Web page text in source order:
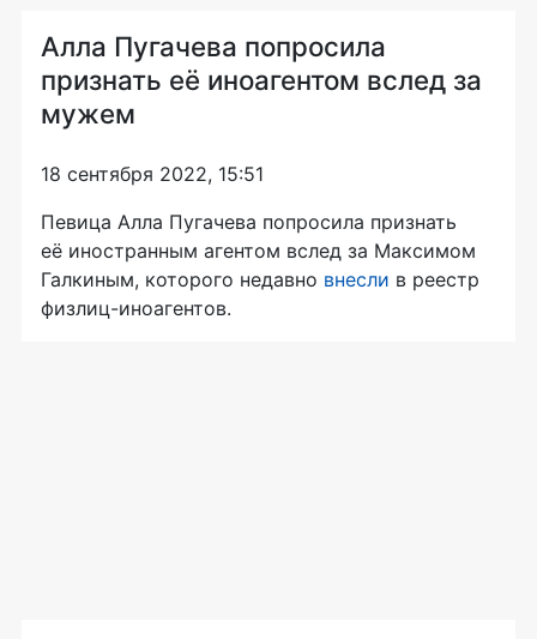
Алла Пугачева попросила
признать её иноагентом вслед за
мужем
18 сентября 2022, 15:51
Певица Алла Пугачева попросила признать
её иностранным агентом вслед за Максимом
Галкиным, которого недавно внесли в реестр
физлиц-иноагентов.